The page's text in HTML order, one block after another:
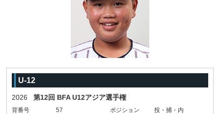
U-12
2026 第12回 BFA U12アジア選手権
背番号 57 ポジション
投・捕・内